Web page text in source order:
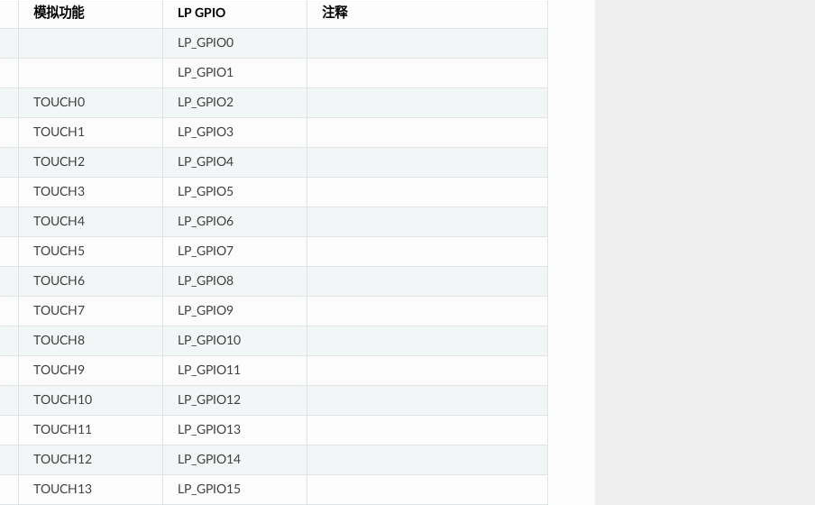
模拟功能 LP GPIO 注释
LP_GPIO0
LP_GPIO1
TOUCH0 LP_GPIO2
TOUCH1 LP_GPIO3
TOUCH2 LP_GPIO4
TOUCH3 LP_GPIO5
TOUCH4 LP_GPIO6
TOUCH5 LP_GPIO7
TOUCH6 LP_GPIO8
TOUCH7 LP_GPIO9
TOUCH8 LP_GPIO10
TOUCH9 LP_GPIO11
TOUCH10 LP_GPIO12
TOUCH11 LP_GPIO13
TOUCH12 LP_GPIO14
TOUCH13 LP_GPIO15